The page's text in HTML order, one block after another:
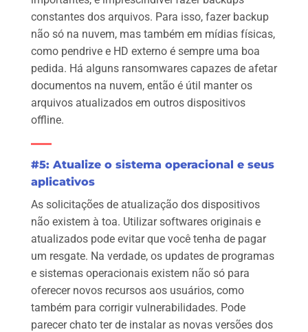
constantes dos arquivos. Para isso, fazer backup
não só na nuvem, mas também em mídias físicas,
como pendrive e HD externo é sempre uma boa
pedida. Há alguns ransomwares capazes de afetar
documentos na nuvem, então é útil manter os
arquivos atualizados em outros dispositivos
offline.
#5: Atualize o sistema operacional e seus
aplicativos
As solicitações de atualização dos dispositivos
não existem à toa. Utilizar softwares originais e
atualizados pode evitar que você tenha de pagar
um resgate. Na verdade, os updates de programas
e sistemas operacionais existem não só para
oferecer novos recursos aos usuários, como
também para corrigir vulnerabilidades. Pode
parecer chato ter de instalar as novas versões dos